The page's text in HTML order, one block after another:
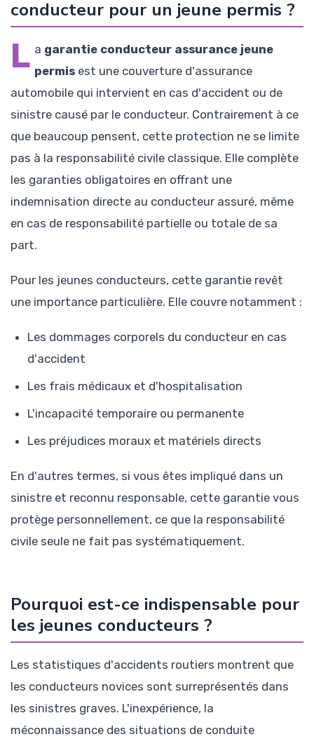
conducteur pour un jeune permis ?
L a garantie conducteur assurance jeune
permis est une couverture d'assurance
automobile qui intervient en cas d'accident ou de
sinistre causé par le conducteur. Contrairement à ce
que beaucoup pensent, cette protection ne se limite
pas à la responsabilité civile classique. Elle complète
les garanties obligatoires en offrant une
indemnisation directe au conducteur assuré, même
en cas de responsabilité partielle ou totale de sa
part.
Pour les jeunes conducteurs, cette garantie revêt
une importance particulière. Elle couvre notamment :
Les dommages corporels du conducteur en cas
d'accident
Les frais médicaux et d'hospitalisation
L'incapacité temporaire ou permanente
Les préjudices moraux et matériels directs
En d'autres termes, si vous êtes impliqué dans un
sinistre et reconnu responsable, cette garantie vous
protège personnellement, ce que la responsabilité
civile seule ne fait pas systématiquement.
Pourquoi est-ce indispensable pour
les jeunes conducteurs ?
Les statistiques d'accidents routiers montrent que
les conducteurs novices sont surreprésentés dans
les sinistres graves. L'inexpérience, la
méconnaissance des situations de conduite